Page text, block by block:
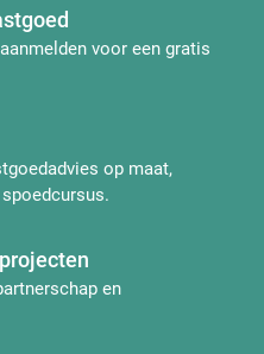
voor een gratis
op maat,
en